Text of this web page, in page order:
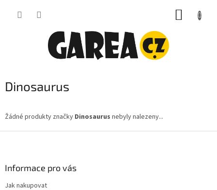
Dinosaurus
Žádné produkty značky Dinosaurus nebyly nalezeny...
Informace pro vás
Jak nakupovat